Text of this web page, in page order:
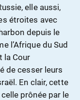
elle aussi,
étroites avec
depuis le
l’Afrique du Sud
la Cour
de cesser leurs
En clair, cette
prônée par le